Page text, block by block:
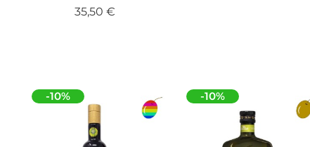
35,50 €Precio
-10% -10%